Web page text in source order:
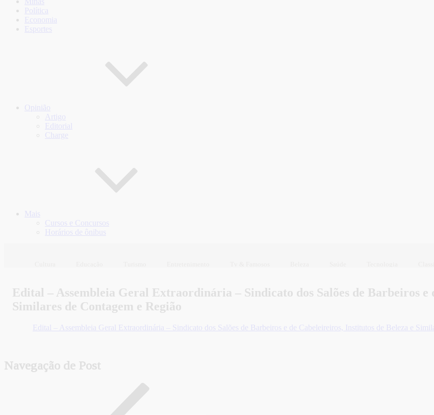
Política
Economia
Esportes
Opinião
Artigo
Editorial
Charge
Mais
Cursos e Concursos
Horários de ônibus
Edital – Assembleia Geral Extraordinária – Sindicato dos Salões de Barbeiros e
Similares de Contagem e Região
Edital – Assembleia Geral Extraordinária – Sindicato dos Salões de Barbeiros e de Cabeleireiros, Institutos de Beleza e
Navegação de Post